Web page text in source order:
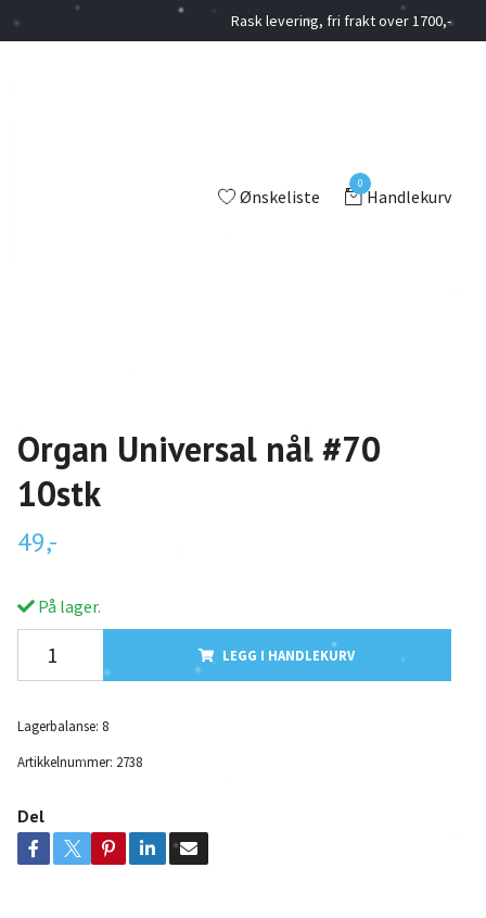
Rask levering, fri frakt over 1700,-
Ønskeliste
0
Handlekurv
Organ Universal nål #70
10stk
49,-
På lager.
LEGG I HANDLEKURV
Lagerbalanse: 8
Artikkelnummer: 2738
Del